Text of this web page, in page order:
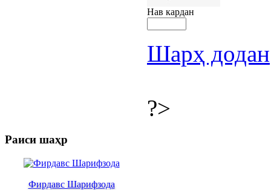
Нав кардан
Шарҳ додан
?>
Раиси шаҳр
Фирдавс Шарифзода